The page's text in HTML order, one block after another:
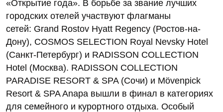
«Открытие года». В борьбе за звание лучших
городских отелей участвуют флагманы
сетей: Grand Rostov Hyatt Regency (Ростов-на-
Дону), COSMOS SELECTION Royal Nevsky Hotel
(Санкт-Петербург) и RADISSON COLLECTION
Hotel (Москва). RADISSON COLLECTION
PARADISE RESORT & SPA (Сочи) и Mövenpick
Resort & SPA Anapa вышли в финал в категориях
для семейного и курортного отдыха. Особый